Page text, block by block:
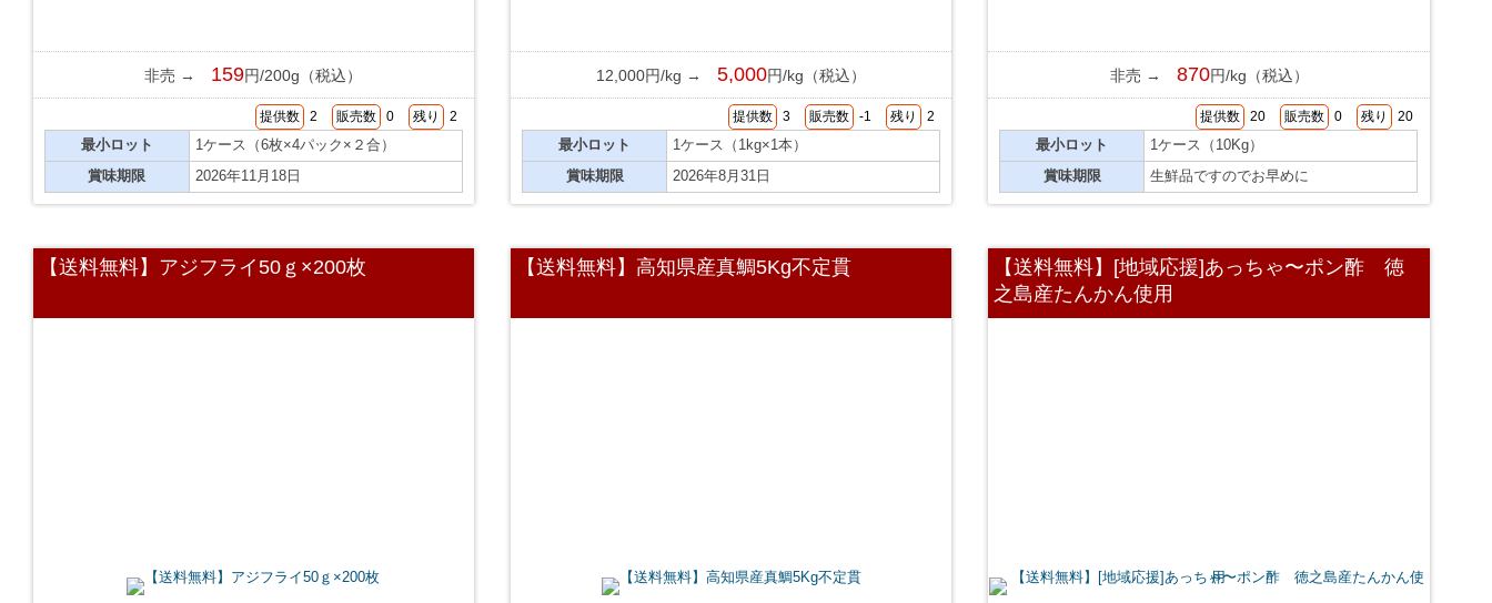
非売 → 159円/200g（税込）
提供数 2 販売数 0 残り 2
最小ロット
1ケース（6枚×4パック×２合）
賞味期限
2026年11月18日
12,000円/kg → 5,000円/kg（税込）
提供数 3 販売数 -1 残り 2
最小ロット
1ケース（1kg×1本）
賞味期限
2026年8月31日
非売 → 870円/kg（税込）
提供数 20 販売数 0 残り 20
最小ロット
1ケース（10Kg）
賞味期限
生鮮品ですのでお早めに
【送料無料】アジフライ50ｇ×200枚 【送料無料】高知県産真鯛5Kg不定貫
【送料無料】[地域応援]あっちゃ〜ポン酢 徳
之島産たんかん使用